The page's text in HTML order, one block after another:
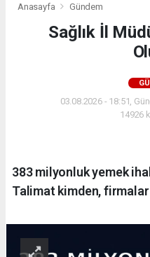
Anasayfa Gündem
Sağlık İl
03.08.2026 - 18:51,
14926
383 milyonluk yemek
Talimat kimden,